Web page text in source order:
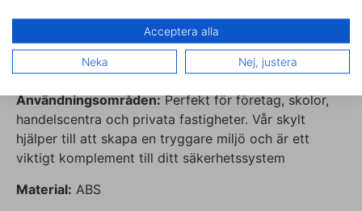
Vid uppfästning med skruv bör skylten
förborras
Lagkrav:Uppfyller svenska och internationella
Användningsområden:Perfekt för företag, skolor,
handelscentra och privata fastigheter. Vår skylt
hjälper till att skapa en tryggare miljö och är ett
viktigt komplement till ditt säkerhetssystem
Material: ABS
Acceptera alla
Neka Nej, justera